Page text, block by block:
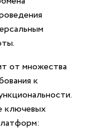
от множества
к
ключевых